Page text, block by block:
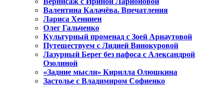
Валентина Калачёва. Впечатления
Лариса Хенинен
Олег Гальченко
Культурный променад с Зоей Арнаутовой
Путешествуем с Лидией Винокуровой
Лазурный Берег без пафоса с Александрой
Озолиной
«Задние мысли» Кирилла Олюшкина
Застолье с Владимиром Софиенко